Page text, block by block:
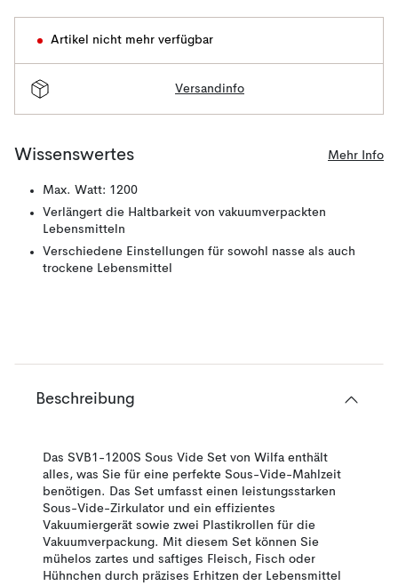
Artikel nicht mehr verfügbar
Versandinfo
Wissenswertes Mehr Info
Max. Watt: 1200
Verlängert die Haltbarkeit von vakuumverpackten
Lebensmitteln
Verschiedene Einstellungen für sowohl nasse als auch
trockene Lebensmittel
Beschreibung
Das SVB1-1200S Sous Vide Set von Wilfa enthält
alles, was Sie für eine perfekte Sous-Vide-Mahlzeit
benötigen. Das Set umfasst einen leistungsstarken
Sous-Vide-Zirkulator und ein effizientes
Vakuumiergerät sowie zwei Plastikrollen für die
Vakuumverpackung. Mit diesem Set können Sie
mühelos zartes und saftiges Fleisch, Fisch oder
Hühnchen durch präzises Erhitzen der Lebensmittel